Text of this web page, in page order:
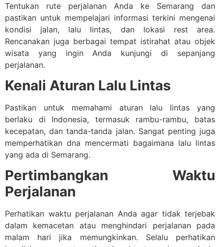
Tentukan rute perjalanan Anda ke Semarang dan
pastikan untuk mempelajari informasi terkini mengenai
kondisi jalan, lalu lintas, dan lokasi rest area.
Rencanakan juga berbagai tempat istirahat atau objek
wisata yang ingin Anda kunjungi di sepanjang
perjalanan.
Kenali Aturan Lalu Lintas
Pastikan untuk memahami aturan lalu lintas yang
berlaku di Indonesia, termasuk rambu-rambu, batas
kecepatan, dan tanda-tanda jalan. Sangat penting juga
memperhatikan dna mencermati bagaimana lalu lintas
yang ada di Semarang.
Pertimbangkan Waktu
Perjalanan
Perhatikan waktu perjalanan Anda agar tidak terjebak
dalam kemacetan atau menghindari perjalanan pada
malam hari jika memungkinkan. Selalu perhatikan